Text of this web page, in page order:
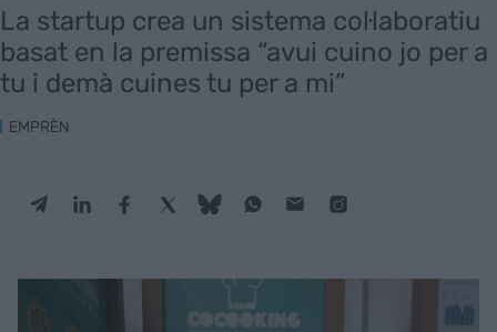
La startup crea un sistema col·laboratiu
basat en la premissa “avui cuino jo per a
tu i demà cuines tu per a mi”
EMPRÈN